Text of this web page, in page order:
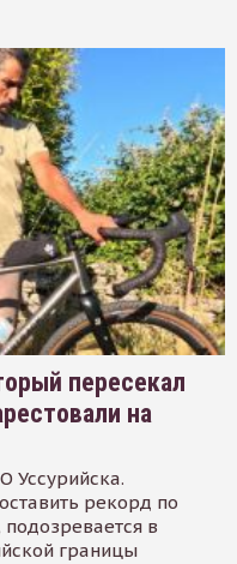
пересекал
на
Уссурийска.
рекорд по
в
границы